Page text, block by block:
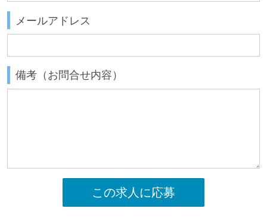
メールアドレス
備考（お問合せ内容）
この求人に応募